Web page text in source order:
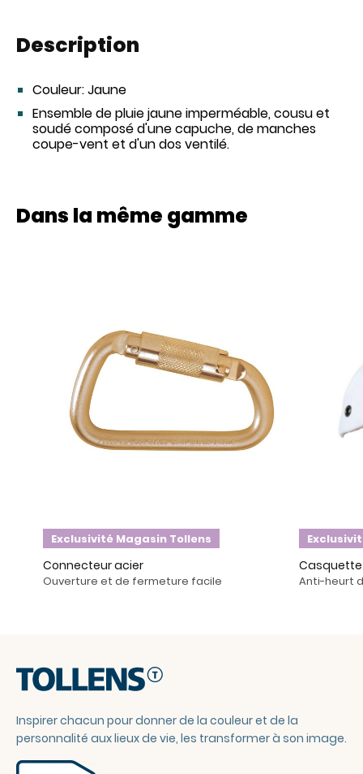
Description
Couleur:Jaune
Ensemble de pluie jaune imperméable, cousu et
soudé composé d'une capuche, de manches
coupe-vent et d'un dos ventilé.
Dans la même gamme
Exclusivité Magasin Tollens
Connecteur acier
Ouverture et de fermeture facile Anti-heurt
Inspirer chacun pour donner de la couleur et de la
personnalité aux lieux de vie, les transformer à son image.